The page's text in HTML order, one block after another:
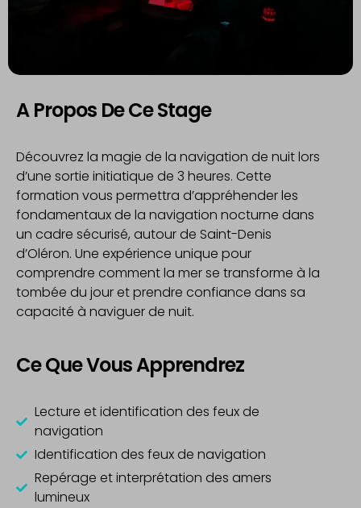
A Propos De Ce Stage
Découvrez la magie de la navigation de nuit lors
d’une sortie initiatique de 3 heures. Cette
formation vous permettra d’appréhender les
fondamentaux de la navigation nocturne dans
un cadre sécurisé, autour de Saint-Denis
d’Oléron. Une expérience unique pour
comprendre comment la mer se transforme à la
tombée du jour et prendre confiance dans sa
capacité à naviguer de nuit.
Ce Que Vous Apprendrez
Lecture et identification des feux de
navigation
Identification des feux de navigation
Repérage et interprétation des amers
lumineux